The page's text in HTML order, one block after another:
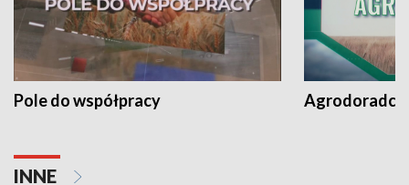
Pole do współpracy Agrodoradcy
INNE